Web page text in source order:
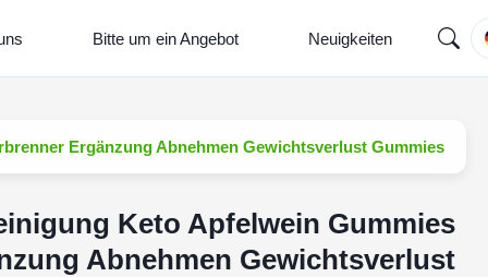
Bitte um ein Angebot Neuigkeiten
Ergänzung Abnehmen Gewichtsverlust Gummies
Keto Apfelwein Gummies
Abnehmen Gewichtsverlust